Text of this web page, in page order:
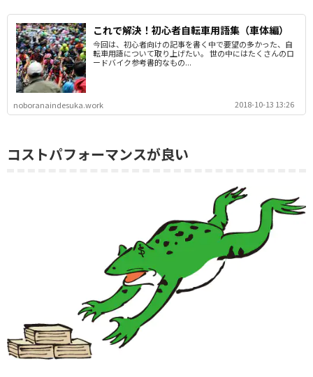
これで解決！初心者自転車用語集（車体編）
今回は、初心者向けの記事を書く中で要望の多かった、自
転車用語について取り上げたい。 世の中にはたくさんのロ
ードバイク参考書的なもの...
noboranaindesuka.work 2018-10-13 13:26
コストパフォーマンスが良い